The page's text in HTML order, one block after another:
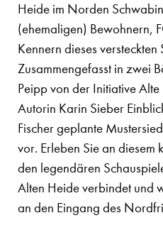
Heide im Norden
(ehemaligen) Bewohnern,
Kennern dieses
Zusammengefasst in zwei
Peipp von der Initiative
Autorin Karin Sieber
Fischer geplante
vor. Erleben Sie an
den legendären
Alten Heide verbindet und
an den Eingang des